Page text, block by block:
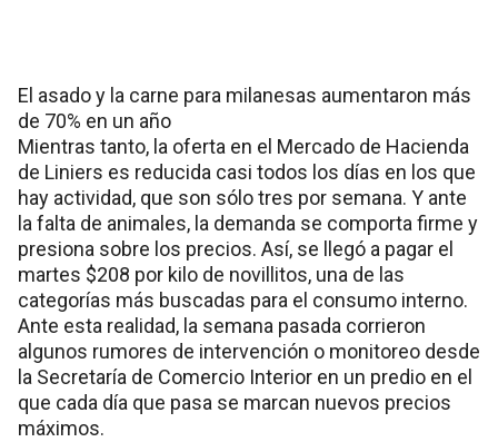
El asado y la carne para milanesas aumentaron más
de 70% en un año
Mientras tanto, la oferta en el Mercado de Hacienda
de Liniers es reducida casi todos los días en los que
hay actividad, que son sólo tres por semana. Y ante
la falta de animales, la demanda se comporta firme y
presiona sobre los precios. Así, se llegó a pagar el
martes $208 por kilo de novillitos, una de las
categorías más buscadas para el consumo interno.
Ante esta realidad, la semana pasada corrieron
algunos rumores de intervención o monitoreo desde
la Secretaría de Comercio Interior en un predio en el
que cada día que pasa se marcan nuevos precios
máximos.